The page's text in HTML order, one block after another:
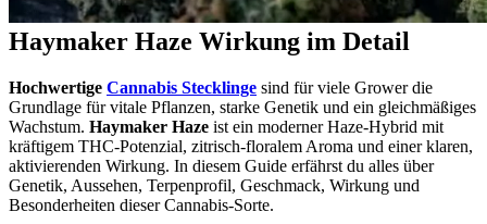
Haymaker Haze Wirkung im Detail
Hochwertige Cannabis Stecklinge sind für viele Grower die
Grundlage für vitale Pflanzen, starke Genetik und ein gleichmäßiges
Wachstum. Haymaker Haze ist ein moderner Haze-Hybrid mit
kräftigem THC-Potenzial, zitrisch-floralem Aroma und einer klaren,
aktivierenden Wirkung. In diesem Guide erfährst du alles über
Genetik, Aussehen, Terpenprofil, Geschmack, Wirkung und
Besonderheiten dieser Cannabis-Sorte.